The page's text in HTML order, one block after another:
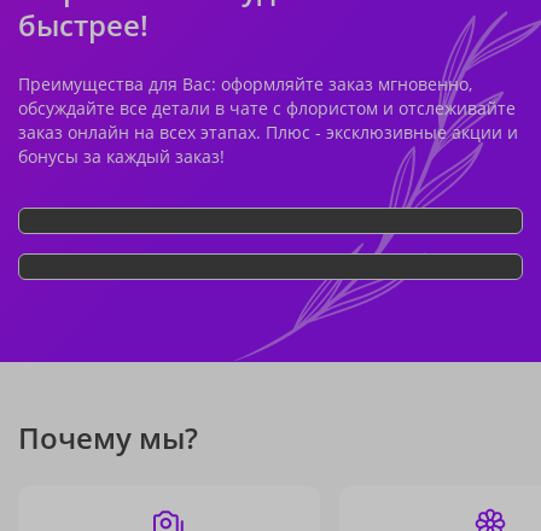
быстрее!
Преимущества для Вас: оформляйте заказ мгновенно,
обсуждайте все детали в чате с флористом и отслеживайте
заказ онлайн на всех этапах. Плюс - эксклюзивные акции и
бонусы за каждый заказ!
Почему мы?